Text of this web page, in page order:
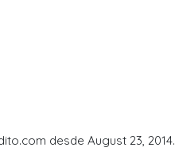
desde August 23, 2014.